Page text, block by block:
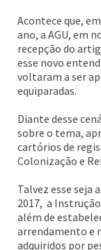
Acontece que,
ano, a AGU, em
recepção do
esse novo
voltaram a ser
equiparadas.
Diante desse
sobre o tema,
cartórios de
Colonização e
Talvez esse seja
2017, a
além de
arrendamento e
adquiridos por